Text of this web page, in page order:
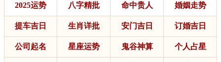
2025运势 八字精批 命中贵人 婚姻走势
提车吉日 生肖详批 安门吉日 订婚吉日
公司起名 星座运势 鬼谷神算 个人占星